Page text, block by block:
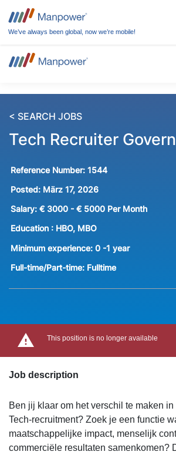
We’ve always been global, now we’re mobile!
< SEARCH JOBS
Tech Recruiter
Reference Number: 1544
Posted: März 17, 2026
Salary: € 3000 - € 5000 Per Month
Education : HBO, MBO
Minimum experience: 0 -1 year
Full-time/Part-time: Fulltime
This position is no longer available
Job description
Ben jij klaar om het verschil te maken
Tech-recruitment? Zoek je een functie
maatschappelijke impact, menselijk
commerciële resultaten samenkomen?